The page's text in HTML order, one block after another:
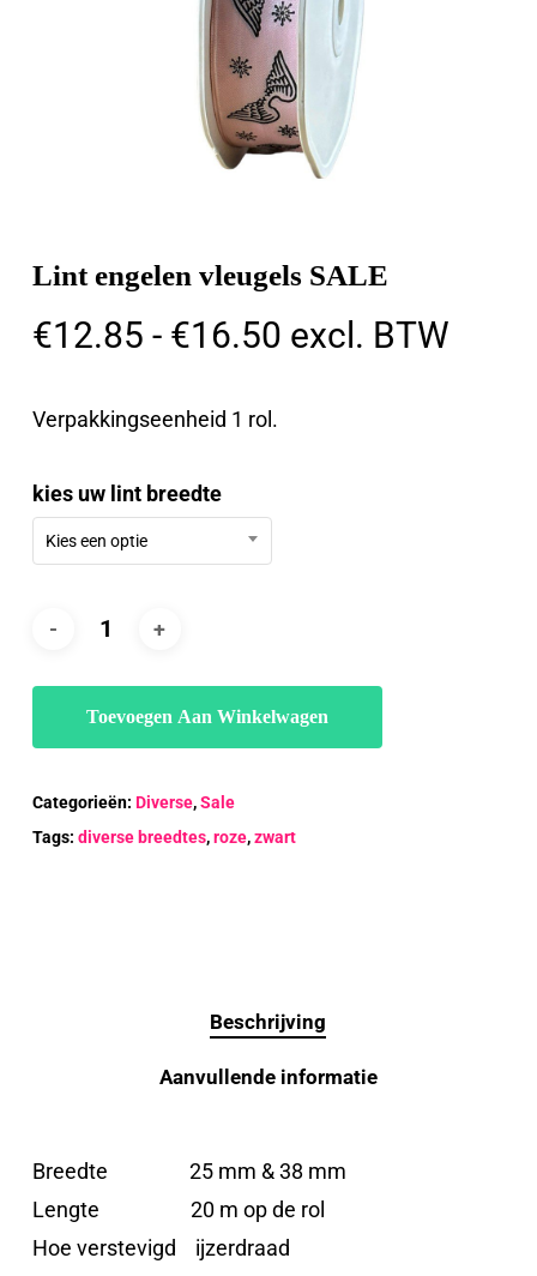
Lint engelen vleugels SALE
€12.85 - €16.50Prijsklasse:
excl. BTW
Verpakkingseenheid 1 rol.
kies uw lint breedte
Kies een optie
Toevoegen Aan Winkelwagen
Categorieën: Diverse,Sale
Tags: diverse breedtes,roze,zwart
Beschrijving
Aanvullende informatie
Breedte 25 mm & 38 mm
Lengte 20 m op de rol
Hoe verstevigd ijzerdraad